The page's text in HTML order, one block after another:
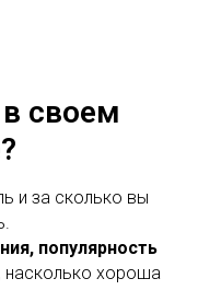
своем
и за сколько вы
популярность
хороша